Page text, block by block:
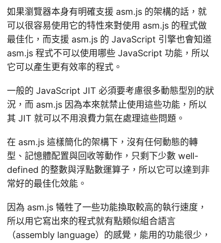
如果瀏覽器本身有明確支援 asm.js 的架構的話，就
可以很容易使用它的特性來對使用 asm.js 的程式做
最佳化，而支援 asm.js 的 JavaScript 引擎也會知道
asm.js 程式不可以使用哪些 JavaScript 功能，所以
它可以產生更有效率的程式。
一般的 JavaScript JIT 必須要考慮很多動態型別的狀
況，而 asm.js 因為本來就禁止使用這些功能，所以
其 JIT 就可以不用浪費力氣在處理這些問題。
在 asm.js 這樣簡化的架構下，沒有任何動態的轉
型、記憶體配置與回收等動作，只剩下少數 well-
defined 的整數與浮點數運算子，所以它可以達到非
常好的最佳化效能。
因為 asm.js 犧牲了一些功能換取較高的執行速度，
所以用它寫出來的程式就有點類似組合語言
（assembly language）的感覺，能用的功能很少，